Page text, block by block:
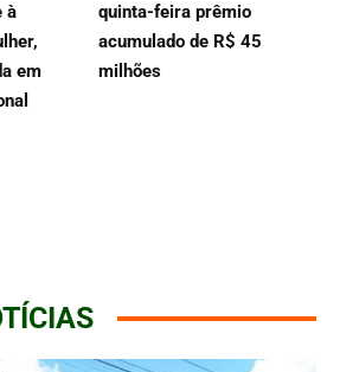
à
em
quinta-feira prêmio
acumulado de R$ 45
milhões